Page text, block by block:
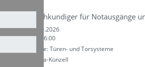
Fachkundiger für Notausgänge
Di. 13.10.2026
09:00 - 16:00
Kategorie: Türen- und Torsysteme
Ort: Fulda-Künzell